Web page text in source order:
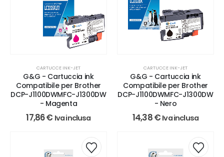
CARTUCCE INK-JET
G&G - Cartuccia ink
Compatibile per Brother
DCP-J1100DWMFC-J1300DW
- Magenta
17,86€ Iva inclusa
CARTUCCE INK-JET
G&G - Cartuccia ink
Compatibile per Brother
DCP-J1100DWMFC-J1300DW
- Nero
14,38€ Iva inclusa